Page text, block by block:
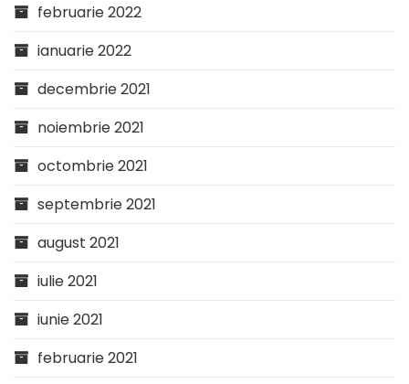
februarie 2022
ianuarie 2022
decembrie 2021
noiembrie 2021
octombrie 2021
septembrie 2021
august 2021
iulie 2021
iunie 2021
februarie 2021